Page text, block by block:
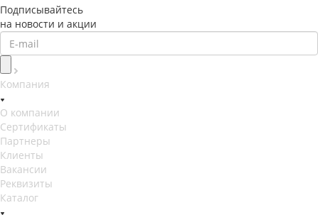
Подписывайтесь
на новости и акции
Компания
О компании
Сертификаты
Партнеры
Клиенты
Вакансии
Реквизиты
Каталог